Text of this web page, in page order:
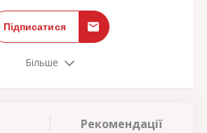
Підписатися
Більше
Рекомендації